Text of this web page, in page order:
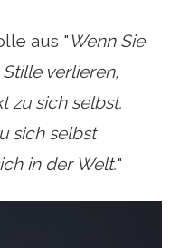
aus "Wenn Sie
verlieren,
zu sich selbst.
sich selbst
in der Welt."